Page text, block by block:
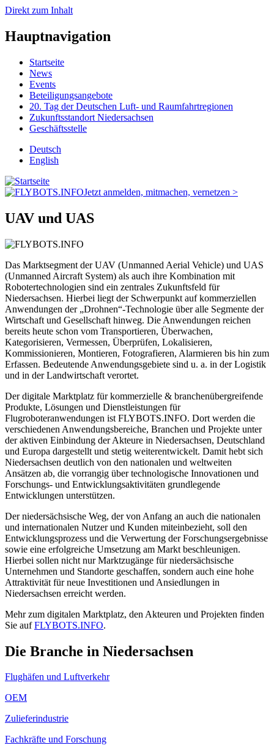
Direkt zum Inhalt
Hauptnavigation
Startseite
News
Events
Beteiligungsangebote
20. Tag der Deutschen Luft- und Raumfahrtregionen
Zukunftsstandort Niedersachsen
Geschäftsstelle
Deutsch
English
Jetzt anmelden, mitmachen, vernetzen >
UAV und UAS
Das Marktsegment der UAV (Unmanned Aerial Vehicle) und UAS
(Unmanned Aircraft System) als auch ihre Kombination mit
Robotertechnologien sind ein zentrales Zukunftsfeld für
Niedersachsen. Hierbei liegt der Schwerpunkt auf kommerziellen
Anwendungen der „Drohnen“-Technologie über alle Segmente der
Wirtschaft und Gesellschaft hinweg. Die Anwendungen reichen
bereits heute schon vom Transportieren, Überwachen,
Kategorisieren, Vermessen, Überprüfen, Lokalisieren,
Kommissionieren, Montieren, Fotografieren, Alarmieren bis hin zum
Erfassen. Bedeutende Anwendungsgebiete sind u. a. in der Logistik
und in der Landwirtschaft verortet.
Der digitale Marktplatz für kommerzielle & branchenübergreifende
Produkte, Lösungen und Dienstleistungen für
Flugroboteranwendungen ist FLYBOTS.INFO. Dort werden die
verschiedenen Anwendungsbereiche, Branchen und Projekte unter
der aktiven Einbindung der Akteure in Niedersachsen, Deutschland
und Europa dargestellt und stetig weiterentwickelt. Damit hebt sich
Niedersachsen deutlich von den nationalen und weltweiten
Ansätzen ab, die vorrangig über technologische Innovationen und
Forschungs- und Entwicklungsaktivitäten grundlegende
Entwicklungen unterstützen.
Der niedersächsische Weg, der von Anfang an auch die nationalen
und internationalen Nutzer und Kunden miteinbezieht, soll den
Entwicklungsprozess und die Verwertung der Forschungsergebnisse
sowie eine erfolgreiche Umsetzung am Markt beschleunigen.
Hierbei sollen nicht nur Marktzugänge für niedersächsische
Unternehmen und Standorte geschaffen, sondern auch eine hohe
Attraktivität für neue Investitionen und Ansiedlungen in
Niedersachsen erreicht werden.
Mehr zum digitalen Marktplatz, den Akteuren und Projekten finden
Sie aufFLYBOTS.INFO.
Die Branche in Niedersachsen
Flughäfen und Luftverkehr
OEM
Zulieferindustrie
Fachkräfte und Forschung